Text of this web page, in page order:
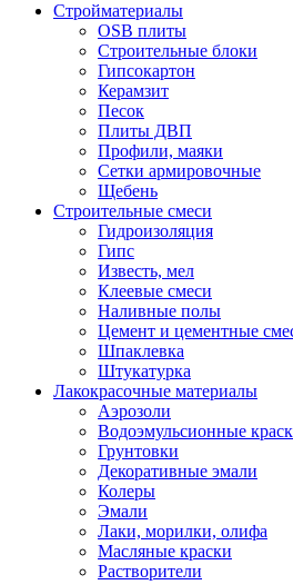
Стройматериалы
OSB плиты
Строительные блоки
Гипсокартон
Керамзит
Песок
Плиты ДВП
Профили, маяки
Сетки армировочные
Щебень
Строительные смеси
Гидроизоляция
Гипс
Известь, мел
Клеевые смеси
Наливные полы
Цемент и цементные
Шпаклевка
Штукатурка
Лакокрасочные материалы
Аэрозоли
Водоэмульсионные
Грунтовки
Декоративные эмали
Колеры
Эмали
Лаки, морилки, олифа
Масляные краски
Растворители